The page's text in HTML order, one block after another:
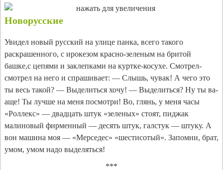
Новорусские
Увидел новый русский на улице панка, всего такого
раскрашенного, с ирокезом красно-зеленым на бритой
башке,с цепями и заклепками на куртке-косухе. Смотрел-
смотрел на него и спрашивает: — Слышь, чувак! А чего это
ты весь такой? — Выделиться хочу! — Выделиться? Ну ты ва-
аще! Ты лучше на меня посмотри! Во, глянь, у меня часы
«Роллекс» — двадцать штук «зеленых» стоят, пиджак
малиновый фирменный — десять штук, галстук — штуку. А
вон машина моя — «Мерседес» «шестисотый». Запомни, брат,
умом, умом надо выделяться!
***